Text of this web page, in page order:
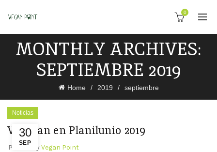
0
MONTHLY ARCHIVES:
SEPTIEMBRE 2019
Home 2019 septiembre
30
SEP
Noticias
Vegesan en Planilunio 2019
Posted byVegan Point